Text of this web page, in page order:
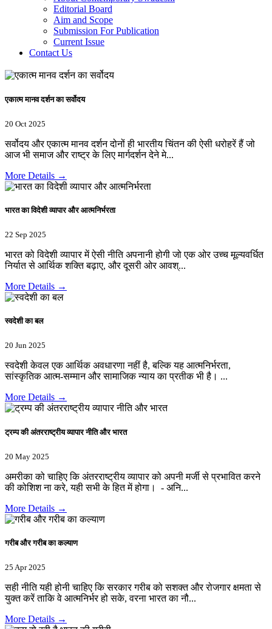
Editorial Board
Aim and Scope
Submission For Publication
Current Issue
Contact Us
एकात्म मानव दर्शन का सर्वोदय
20 Oct 2025
सर्वोदय और एकात्म मानव दर्शन दोनों ही भारतीय चिंतन की ऐसी धरोहरें हैं जो
आज भी समाज और राष्ट्र के लिए मार्गदर्शन देने मे...
More Details →
भारत का विदेशी व्यापार और आत्मनिर्भरता
22 Sep 2025
भारत को विदेशी व्यापार में ऐसी नीति अपनानी होगी जो एक ओर उच्च मूल्यवर्धित
निर्यात से आर्थिक शक्ति बढ़ाए, और दूसरी ओर आवश्...
More Details →
स्वदेशी का बल
20 Jun 2025
स्वदेशी केवल एक आर्थिक अवधारणा नहीं है, बल्कि यह आत्मनिर्भरता,
सांस्कृतिक आत्म-सम्मान और सामाजिक न्याय का प्रतीक भी है। ...
More Details →
ट्रम्प की अंतरराष्ट्रीय व्यापार नीति और भारत
20 May 2025
अमरीका को चाहिए कि अंतरराष्ट्रीय व्यापार को अपनी मर्जी से प्रभावित करने
की कोशिश ना करे, यही सभी के हित में होगा। - अनि...
More Details →
गरीब और गरीब का कल्याण
25 Apr 2025
सही नीति यही होनी चाहिए कि सरकार गरीब को सशक्त और रोजगार क्षमता से
युक्त करें ताकि वे आत्मनिर्भर हो सके, वरना भारत का नौ...
More Details →